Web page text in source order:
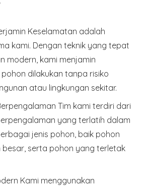
Keselamatan adalah
kami. Dengan teknik yang tepat
modern, kami menjamin
dilakukan tanpa risiko
atau lingkungan sekitar.
Tim kami terdiri dari
yang terlatih dalam
jenis pohon, baik pohon
besar, serta pohon yang terletak
Kami menggunakan